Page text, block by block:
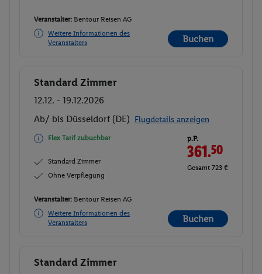
Veranstalter: Bentour Reisen AG
Weitere Informationen des
Veranstalters
Buchen
Buchen
Standard Zimmer
12.12. - 19.12.2026
Ab/ bis Düsseldorf (DE) Flugdetails anzeigen
Flex Tarif zubuchbar
Standard Zimmer
Ohne Verpflegung
p.P.
361.50
Gesamt 723 €
Veranstalter: Bentour Reisen AG
Weitere Informationen des
Veranstalters
Buchen
Buchen
Standard Zimmer